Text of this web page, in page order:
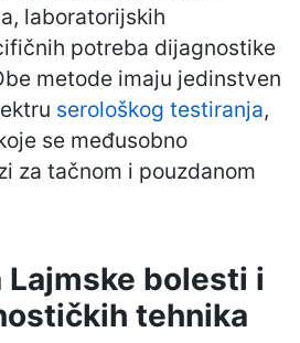
laboratorijskih
potreba dijagnostike
metode imaju jedinstven
serološkog testiranja,
se međusobno
za tačnom i pouzdanom
Lajmske bolesti i
tehnika